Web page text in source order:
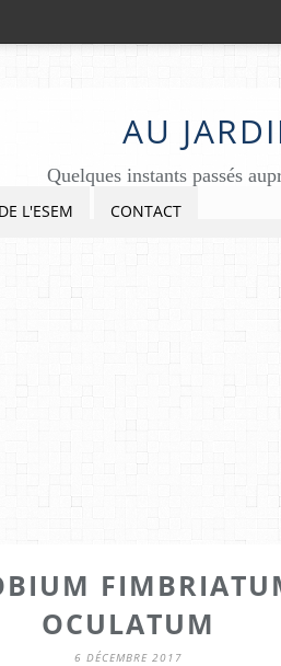
AU
Quelques instants passés
L'ESEM CONTACT
OCULATUM
6 DÉCEMBRE 2017